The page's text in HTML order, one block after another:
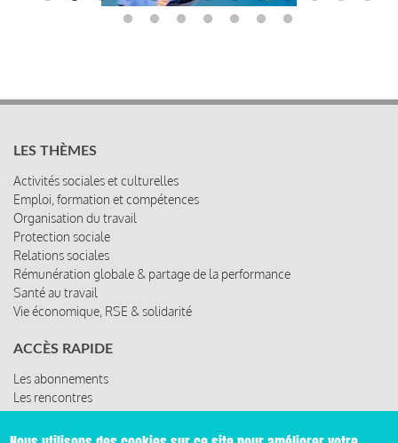
LES THÈMES
Activités sociales et culturelles
Emploi, formation et compétences
Organisation du travail
Protection sociale
Relations sociales
Rémunération globale & partage de la performance
Santé au travail
Vie économique, RSE & solidarité
ACCÈS RAPIDE
Les abonnements
Les rencontres
Les ressources